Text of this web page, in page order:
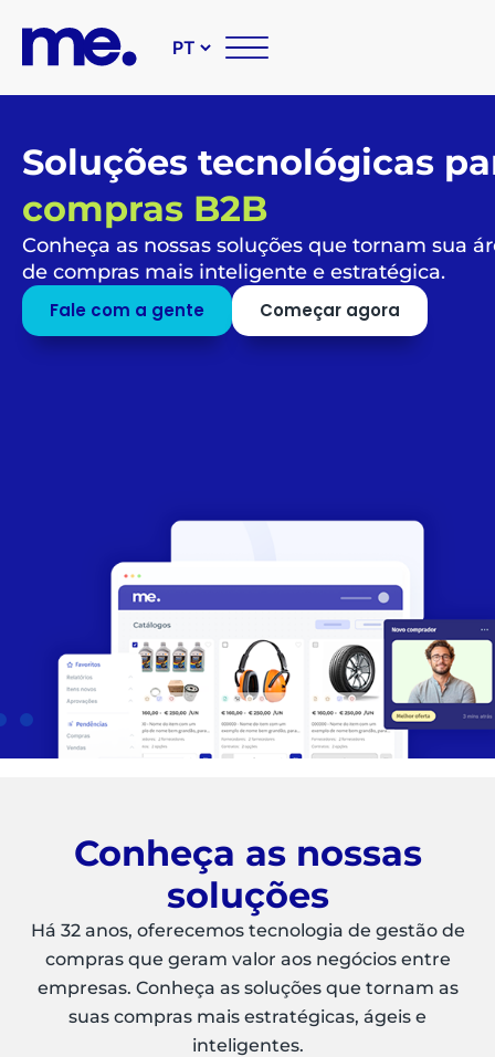
Soluções tecnológicas
compras B2B
Conheça as nossas soluções que tornam sua
de compras mais inteligente e estratégica.
Fale com a gente
Começar agora
Conheça as nossas
soluções
Há 32 anos, oferecemos tecnologia de gestão de
compras que geram valor aos negócios entre
empresas. Conheça as soluções que tornam as
suas compras mais estratégicas, ágeis e
inteligentes.